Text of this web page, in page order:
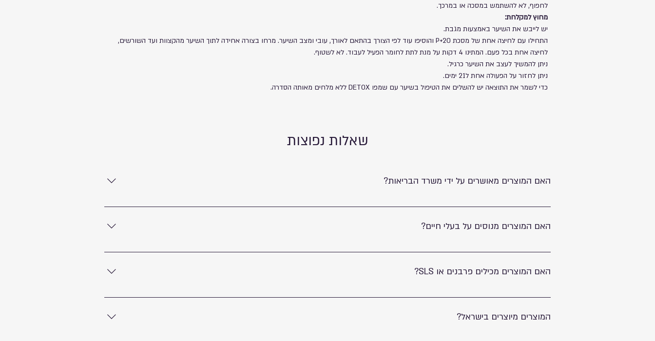
לחפוף, לא להשתמש במסכה או במרכך.
מחוץ למקלחת:
יש לייבש את השיער באמצעות מגבת.
התחילו עם לחיצה אחת של מסכת P+20 והוסיפו עוד לפי הצורך בהתאם לאורך, עובי ומצב השיער. מרחו בצורה אחידה לתוך השיער מהקצוות ועד השורשים,
לחיצה אחת בכל פעם. המתינו 4 דקות על מנת לתת לחומר הפעיל לעבוד. לא לשטוף.
ניתן להמשיך לעצב את השיער כרגיל.
ניתן לחזור על הפעולה אחת ל21 ימים.
כדי לשמר את התוצאה יש להשלים את הטיפול בשיער עם שמפו DETOX ללא מלחים מאותה הסדרה.
שאלות נפוצות
האם המוצרים מאושרים על ידי משרד הבריאות?
כן, כל המוצרים שלנו מאושרים על ידי משרד הבריאות.
האם המוצרים מנוסים על בעלי חיים?
לא, המוצרים מפותחים ומיוצרים ללא אכזריות ולא מנוסים על בעלי חיים.
האם המוצרים מכילים פרבנים או SLS?
לא, המוצרים שלנו ללא פרבנים וללא SLS.
המוצרים מיוצרים בישראל?